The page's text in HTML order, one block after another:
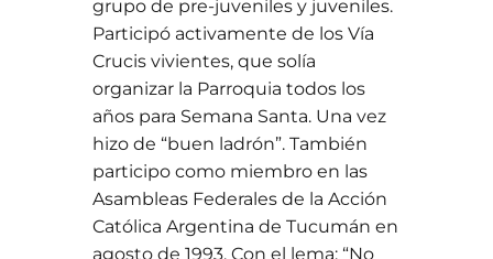
grupo de pre-juveniles y juveniles.
Participó activamente de los Vía
Crucis vivientes, que solía
organizar la Parroquia todos los
años para Semana Santa. Una vez
hizo de “buen ladrón”. También
participo como miembro en las
Asambleas Federales de la Acción
Católica Argentina de Tucumán en
agosto de 1993. Con el lema: “No